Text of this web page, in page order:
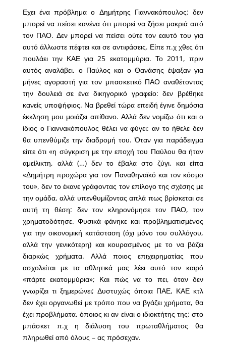
Εχει ένα πρόβλημα ο Δημήτρης Γιαννακόπουλος: δεν
μπορεί να πείσει κανένα ότι μπορεί να ζήσει μακριά από
τον ΠΑΟ. Δεν μπορεί να πείσει ούτε τον εαυτό του για
αυτό άλλωστε πέφτει και σε αντιφάσεις. Είπε π.χ χθες ότι
πουλάει την ΚΑΕ για 25 εκατομμύρια. Το 2011, πριν
αυτός αναλάβει, ο Παύλος και ο Θανάσης έψαξαν για
μήνες αγοραστή για τον μπασκετικό ΠΑΟ αναθέτοντας
την δουλειά σε ένα δικηγορικό γραφείο: δεν βρέθηκε
κανείς υποψήφιος. Να βρεθεί τώρα επειδή έγινε δημόσια
έκκληση μου μοιάζει απίθανο. Αλλά δεν νομίζω ότι και ο
ίδιος ο Γιαννακόπουλος θέλει να φύγει: αν το ήθελε δεν
θα υπενθύμιζε την διαδρομή του. Όταν για παράδειγμα
είπε ότι «η σύγκριση με την εποχή του Παύλου θα ήταν
αμείλικτη, αλλά (…) δεν το έβαλα στο ζύγι, και είπα
«Δημήτρη προχώρα για τον Παναθηναϊκό και τον κόσμο
του», δεν το έκανε γράφοντας τον επίλογο της σχέσης με
την ομάδα, αλλά υπενθυμίζοντας απλά πως βρίσκεται σε
αυτή τη θέση: δεν τον κληρονόμησε τον ΠΑΟ, τον
χρηματοδότησε. Φυσικά φάνηκε και προβληματισμένος
για την οικονομική κατάσταση (όχι μόνο του συλλόγου,
αλλά την γενικότερη) και κουρασμένος με το να βάζει
διαρκώς χρήματα. Αλλά ποιος επιχειρηματίας που
ασχολείται με τα αθλητικά μας λέει αυτό τον καιρό
«πάρτε εκατομμύρια»; Και πώς να το πει, όταν δεν
γνωρίζει τι ξημερώνει; Δυστυχώς όποια ΠΑΕ, ΚΑΕ κτλ
δεν έχει οργανωθεί με τρόπο που να βγάζει χρήματα, θα
έχει προβλήματα, όποιος κι αν είναι ο ιδιοκτήτης της: στο
μπάσκετ π.χ η διάλυση του πρωταθλήματος θα
πληρωθεί από όλους – ας πρόσεχαν.